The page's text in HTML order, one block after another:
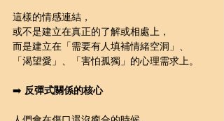
這樣的情感連結，
或不是建立在真正的了解或相處上，
而是建立在「需要有人填補情緒空洞」、
「渴望愛」、「害怕孤獨」的心理需求上。
➡️ 反彈式關係的核心